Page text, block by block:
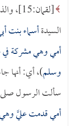
[لقمان:15]، والذي يؤكد على هذا المعنى ما جاء في
السيدةأسماء بنت
أمي وهي مشركة في
وسلم)، أي: أنها
سألت الرسول صلى
أمي قدمت عليَّ